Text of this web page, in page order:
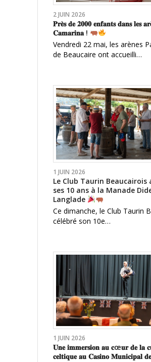
2 JUIN 2026
𝐏𝐫𝐞̀𝐬 𝐝𝐞 𝟐𝟎𝟎𝟎 𝐞𝐧𝐟𝐚𝐧𝐭𝐬 𝐝𝐚𝐧𝐬 𝐥𝐞𝐬
𝐂𝐚𝐦𝐚𝐫𝐢𝐧𝐚 !
Vendredi 22 mai, les arènes
de Beaucaire ont accueilli…
1 JUIN 2026
Le Club Taurin Beaucairois
ses 10 ans à la Manade
Langlade
Ce dimanche, le Club Taurin
célébré son 10e…
1 JUIN 2026
𝐔𝐧𝐞 𝐢𝐦𝐦𝐞𝐫𝐬𝐢𝐨𝐧 𝐚𝐮 𝐜œ𝐮𝐫 𝐝𝐞 𝐥𝐚
𝐜𝐞𝐥𝐭𝐢𝐪𝐮𝐞 𝐚𝐮 𝐂𝐚𝐬𝐢𝐧𝐨 𝐌𝐮𝐧𝐢𝐜𝐢𝐩𝐚𝐥